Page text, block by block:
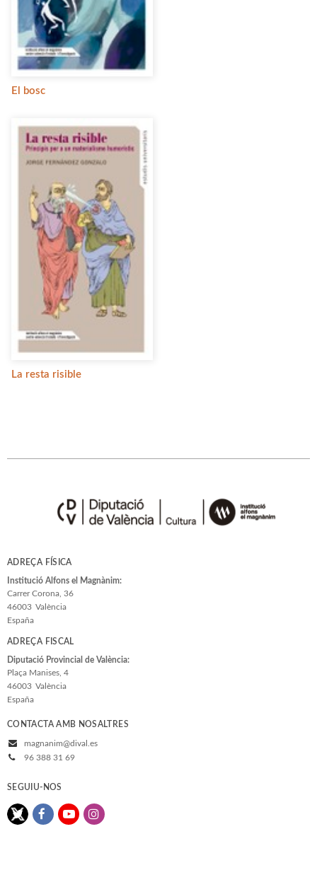
El bosc
La resta risible
ADREÇA FÍSICA
Institució Alfons el Magnànim:
Carrer Corona, 36
46003 València
España
ADREÇA FISCAL
Diputació Provincial de València:
Plaça Manises, 4
46003 València
España
CONTACTA AMB NOSALTRES
magnanim@dival.es
96 388 31 69
SEGUIU-NOS